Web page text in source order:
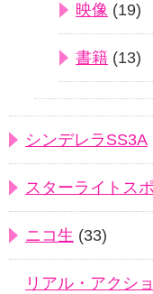
映像 (19)
書籍 (13)
シンデレラSS3A
スターライトス
ニコ生 (33)
リアル・アクシ